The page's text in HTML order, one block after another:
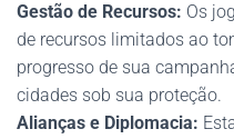
Gestão de Recursos: Os
de recursos limitados ao
progresso de sua
cidades sob sua proteção.
Alianças e Diplomacia: